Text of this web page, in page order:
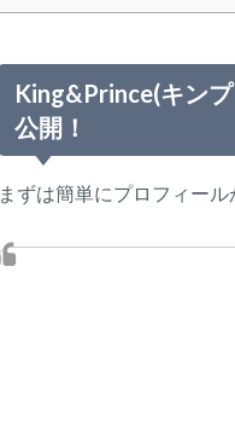
King&Prince(キン
公開！
まずは簡単にプロフィー